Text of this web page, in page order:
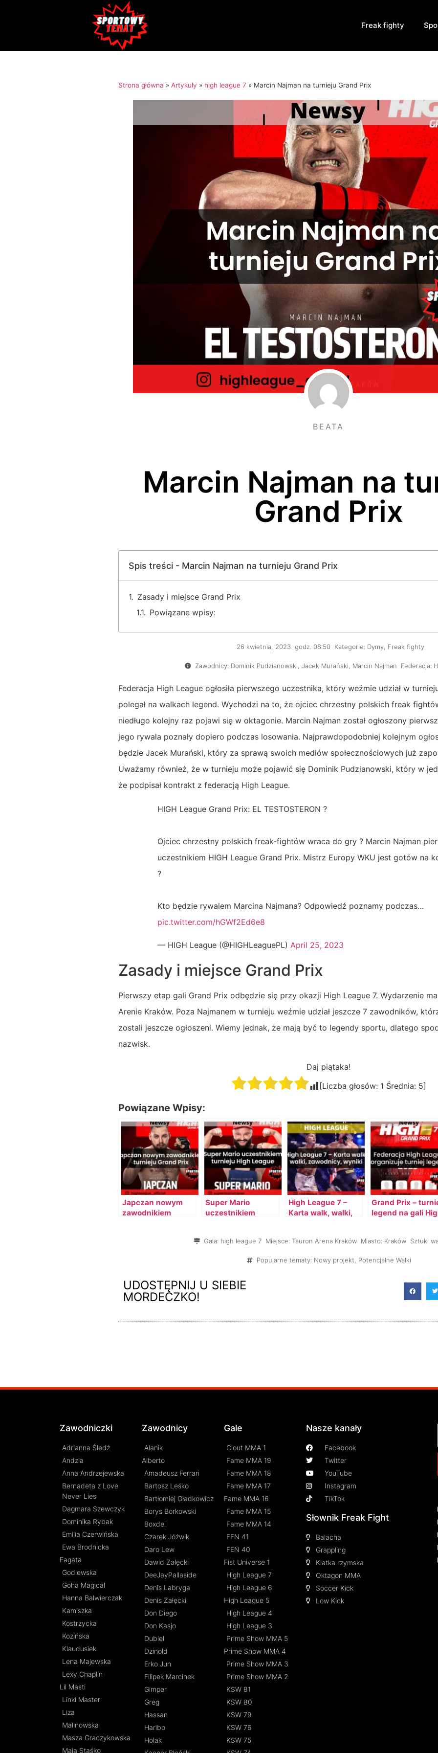
Freak fighty
Strona główna » Artykuły » high league 7 » Marcin Najman na turnieju Grand Prix
BEATA
Marcin Najman na
Grand Prix
Spis treści - Marcin Najman na turnieju Grand Prix
Zasady i miejsce Grand Prix
Powiązane wpisy:
26 kwietnia, 2023 godz. 08:50 Kategorie: Dymy Freak fighty
Zawodnicy: Dominik Pudzianowski Jacek Murański Marcin Najman Federacja:
Federacja High League ogłosiła pierwszego uczestnika, który weźmie udział w
polegał na walkach legend. Wychodzi na to, że ojciec chrzestny polskich freak
niedługo kolejny raz pojawi się w oktagonie. Marcin Najman został ogłoszony
jego rywala poznały dopiero podczas losowania. Najprawdopodobniej kolejnym
będzie Jacek Murański, który za sprawą swoich mediów społecznościowych już
Uważamy również, że w turnieju może pojawić się Dominik Pudzianowski, który w
że podpisał kontrakt z federacją High League.
HIGH League Grand Prix: EL TESTOSTERON ?
Ojciec chrzestny polskich freak-fightów wraca do gry ? Marcin Najman
uczestnikiem HIGH League Grand Prix. Mistrz Europy WKU jest gotów na
?️
Kto będzie rywalem Marcina Najmana? Odpowiedź poznamy podczas…
pic.twitter.com/hGWf2Ed6e8
— HIGH League (@HIGHLeaguePL) April 25, 2023
Zasady i miejsce Grand Prix
Pierwszy etap gali Grand Prix odbędzie się przy okazji High League 7. Wydarzenie
Arenie Kraków. Poza Najmanem w turnieju weźmie udział jeszcze 7 zawodników,
zostali jeszcze ogłoszeni. Wiemy jednak, że mają być to legendy sportu, dlatego
nazwisk.
Daj piątaka!
[Liczba głosów: 1 Średnia: 5]
Powiązane Wpisy:
Japczan nowym
zawodnikiem
Super Mario
uczestnikiem
High League 7 –
Karta walk, walki,
(darmowe kody)
Grand Prix –
legend na gali
Gala: high league 7 Miejsce: Tauron Arena Kraków Miasto: Kraków Sztuki
Popularne tematy: Nowy projekt, Potencjalne Walki
UDOSTĘPNIJ U SIEBIE
MORDECZKO!
Zawodniczki
Adrianna Śledź
Andzia
Anna Andrzejewska
Bernadeta z Love
Never Lies
Dagmara Szewczyk
Dominika Rybak
Emilia Czerwińska
Ewa Brodnicka
Fagata
Godlewska
Goha Magical
Hanna Balwierczak
Kamiszka
Kostrzycka
Kozińska
Klaudusiek
Lena Majewska
Lexy Chaplin
Lil Masti
Linki Master
Liza
Malinowska
Masza Graczykowska
Maja Staśko
Zawodnicy
Alanik
Alberto
Amadeusz Ferrari
Bartosz Leśko
Bartłomiej Gładkowicz
Borys Borkowski
Boxdel
Czarek Jóźwik
Daro Lew
Dawid Załęcki
DeeJayPallaside
Denis Labryga
Denis Załęcki
Don Diego
Don Kasjo
Dubiel
Dzinold
Erko Jun
Filipek Marcinek
Gimper
Greg
Hassan
Haribo
Holak
Gale
Clout MMA 1
Fame MMA 19
Fame MMA 18
Fame MMA 17
Fame MMA 16
Fame MMA 15
Fame MMA 14
FEN 41
FEN 40
Fist Universe 1
High League 7
High League 6
High League 5
High League 4
High League 3
Prime Show MMA 5
Prime Show MMA 4
Prime Show MMA 3
Prime Show MMA 2
KSW 81
KSW 80
KSW 79
KSW 76
KSW 75
Nasze kanały
Facebook
Twitter
YouTube
Instagram
TikTok
Słownik Freak Fight
Balacha
Grappling
Klatka rzymska
Oktagon MMA
Soccer Kick
Low Kick